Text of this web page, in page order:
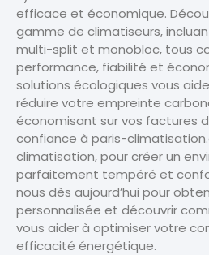
efficace et économique.
gamme de climatiseurs,
multi-split et monobloc, tous
performance, fiabilité et
solutions écologiques vous
réduire votre empreinte
économisant sur vos factures
confiance à paris-
climatisation, pour créer un
parfaitement tempéré et
nous dès aujourd’hui pour
personnalisée et découvrir
vous aider à optimiser votre
efficacité énergétique.